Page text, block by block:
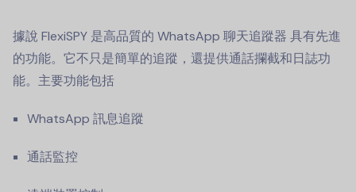
據說 FlexiSPY 是高品質的 WhatsApp 聊天追蹤器 具有先進
的功能。它不只是簡單的追蹤，還提供通話攔截和日誌功
能。主要功能包括
WhatsApp 訊息追蹤
通話監控